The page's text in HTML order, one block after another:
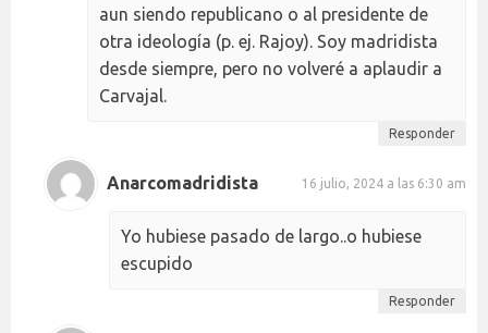
aun siendo republicano o al presidente de
otra ideología (p. ej. Rajoy). Soy madridista
desde siempre, pero no volveré a aplaudir a
Carvajal.
Responder
Anarcomadridista 16 julio, 2024 a las 6:30 am
Yo hubiese pasado de largo..o hubiese
escupido
Responder